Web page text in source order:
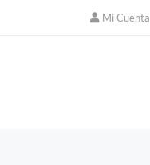
Mi Cuenta